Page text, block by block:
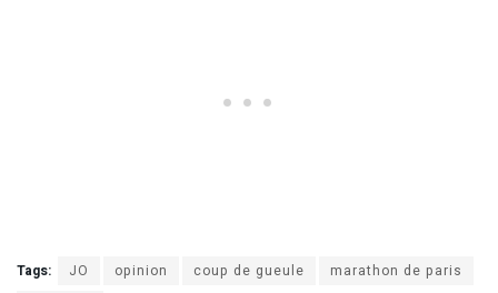
Tags: JO opinion coup de gueule
marathon de paris